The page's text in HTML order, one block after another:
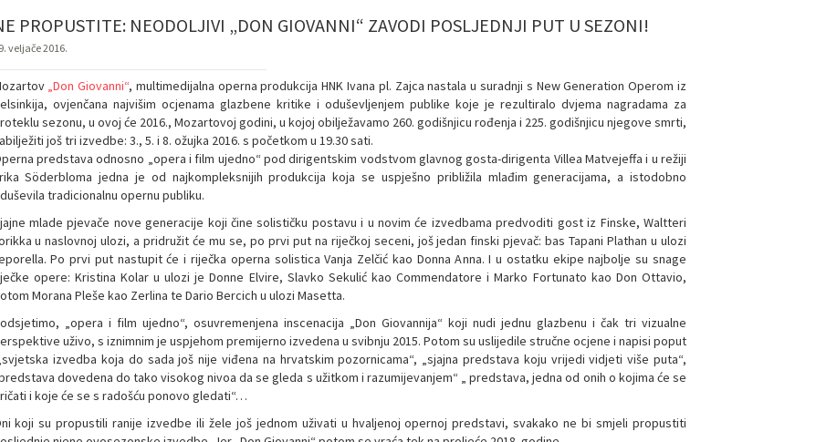
PROPUSTITE: NEODOLJIVI „DON GIOVANNI“ ZAVODI POSLJEDNJI PUT U SEZONI!
veljače 2016.
„Don Giovanni“, multimedijalna operna produkcija HNK Ivana pl. Zajca nastala u suradnji s New Generation Operom iz
ovjenčana najvišim ocjenama glazbene kritike i oduševljenjem publike koje je rezultiralo dvjema nagradama za
sezonu, u ovoj će 2016., Mozartovoj godini, u kojoj obilježavamo 260. godišnjicu rođenja i 225. godišnjicu njegove smrti,
još tri izvedbe: 3., 5. i 8. ožujka 2016. s početkom u 19.30 sati.
predstava odnosno „opera i film ujedno“ pod dirigentskim vodstvom glavnog gosta-dirigenta Villea Matvejeffa i u režiji
Söderbloma jedna je od najkompleksnijih produkcija koja se uspješno približila mlađim generacijama, a istodobno
tradicionalnu opernu publiku.
mlade pjevače nove generacije koji čine solističku postavu i u novim će izvedbama predvoditi gost iz Finske, Waltteri
u naslovnoj ulozi, a pridružit će mu se, po prvi put na riječkoj seceni, još jedan finski pjevač: bas Tapani Plathan u ulozi
Po prvi put nastupit će i riječka operna solistica Vanja Zelčić kao Donna Anna. I u ostatku ekipe najbolje su snage
opere: Kristina Kolar u ulozi je Donne Elvire, Slavko Sekulić kao Commendatore i Marko Fortunato kao Don Ottavio,
Morana Pleše kao Zerlina te Dario Bercich u ulozi Masetta.
„opera i film ujedno“, osuvremenjena inscenacija „Don Giovannija“ koji nudi jednu glazbenu i čak tri vizualne
uživo, s iznimnim je uspjehom premijerno izvedena u svibnju 2015. Potom su uslijedile stručne ocjene i napisi poput
izvedba koja do sada još nije viđena na hrvatskim pozornicama“, „sjajna predstava koju vrijedi vidjeti više puta“,
dovedena do tako visokog nivoa da se gleda s užitkom i razumijevanjem“ „ predstava, jedna od onih o kojima će se
i koje će se s radošću ponovo gledati“…
koji su propustili ranije izvedbe ili žele još jednom uživati u hvaljenoj opernoj predstavi, svakako ne bi smjeli propustiti